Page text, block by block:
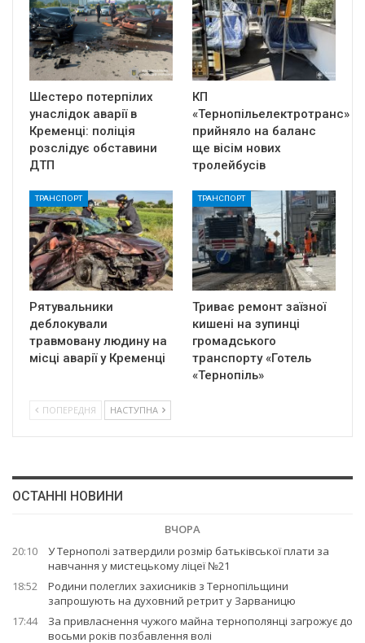
Шестеро потерпілих
унаслідок аварії в
Кременці: поліція
розслідує обставини
ДТП
КП
«Тернопільелектротранс»
прийняло на баланс
ще вісім нових
тролейбусів
ТРАНСПОРТ
Рятувальники
деблокували
травмовану людину на
місці аварії у Кременці
ТРАНСПОРТ
Триває ремонт заїзної
кишені на зупинці
громадського
транспорту «Готель
«Тернопіль»
ПОПЕРЕДНЯ НАСТУПНА
ОСТАННІ НОВИНИ
ВЧОРА
20:10
У Тернополі затвердили розмір батьківської плати за
навчання у мистецькому ліцеї №21
18:52
Родини полеглих захисників з Тернопільщини
запрошують на духовний ретрит у Зарваницю
17:44
За привласнення чужого майна тернополянці загрожує до
восьми років позбавлення волі